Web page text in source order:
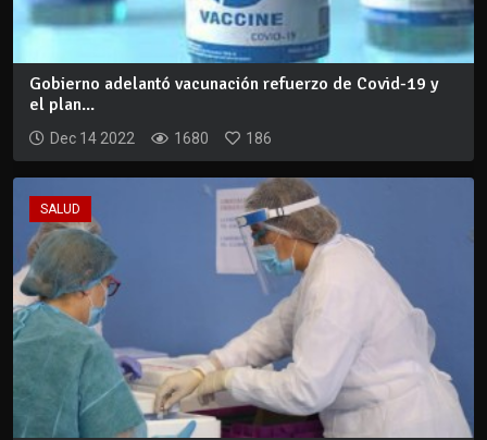
Gobierno adelantó vacunación refuerzo de Covid-19 y
el plan...
Dec 14 2022 1680 186
SALUD